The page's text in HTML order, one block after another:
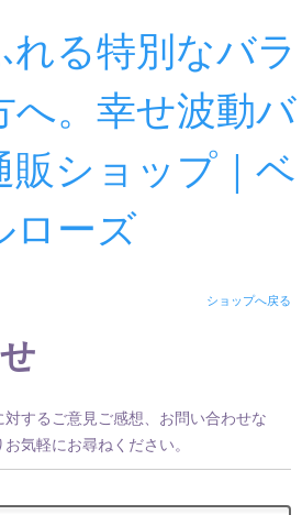
れる特別なバラ
へ。幸せ波動バ
販ショップ｜ベ
ローズ
ショップへ戻る
するご意見ご感想、お問い合わせな
気軽にお尋ねください。